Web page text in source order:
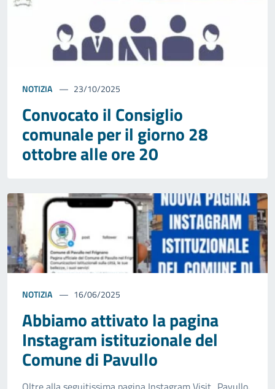
NOTIZIA 23/10/2025
Convocato il Consiglio
comunale per il giorno 28
ottobre alle ore 20
NOTIZIA 16/06/2025
Abbiamo attivato la pagina
Instagram istituzionale del
Comune di Pavullo